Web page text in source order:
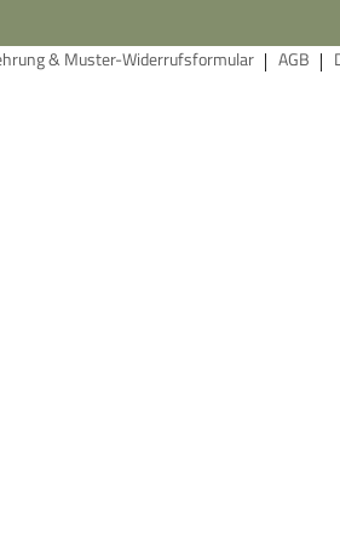
& Muster-Widerrufsformular AGB